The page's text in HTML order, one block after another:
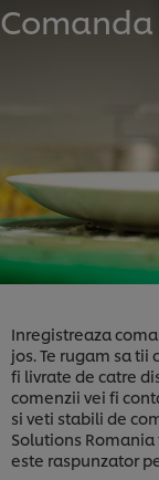
Inregistreaza
jos. Te rugam sa
fi livrate de catre
comenzii vei fi
si veti stabili de
Solutions
este raspunzator